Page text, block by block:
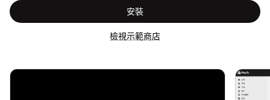
安裝
檢視示範商店